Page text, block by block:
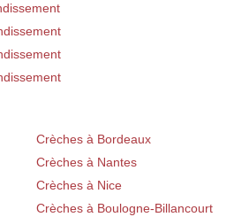
Crèches à Bordeaux
Crèches à Nantes
Crèches à Nice
Crèches à Boulogne-Billancourt